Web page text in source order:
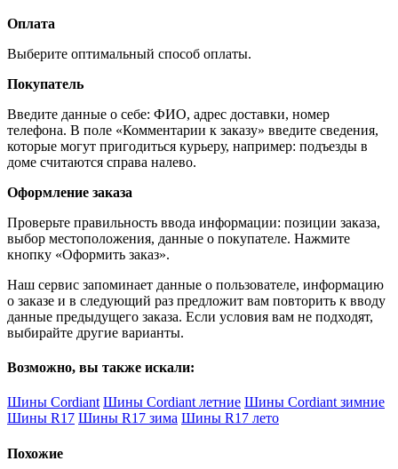
Оплата
Выберите оптимальный способ оплаты.
Покупатель
Введите данные о себе: ФИО, адрес доставки, номер
телефона. В поле «Комментарии к заказу» введите сведения,
которые могут пригодиться курьеру, например: подъезды в
доме считаются справа налево.
Оформление заказа
Проверьте правильность ввода информации: позиции заказа,
выбор местоположения, данные о покупателе. Нажмите
кнопку «Оформить заказ».
Наш сервис запоминает данные о пользователе, информацию
о заказе и в следующий раз предложит вам повторить к вводу
данные предыдущего заказа. Если условия вам не подходят,
выбирайте другие варианты.
Возможно, вы также искали:
Шины Cordiant Шины Cordiant летние Шины Cordiant зимние
Шины R17 Шины R17 зима Шины R17 лето
Похожие